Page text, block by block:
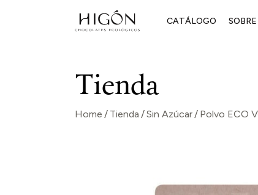
CATÁLOGO
El
Tienda
Home Tienda Sin Azúcar Polvo ECO